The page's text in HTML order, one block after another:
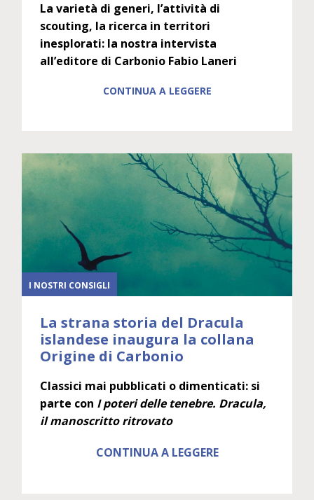
La varietà di generi, l’attività di
scouting, la ricerca in territori
inesplorati: la nostra intervista
all’editore di Carbonio Fabio Laneri
CONTINUA A LEGGERE
I NOSTRI CONSIGLI
La strana storia del Dracula
islandese inaugura la collana
Origine di Carbonio
Classici mai pubblicati o dimenticati: si
parte con I poteri delle tenebre. Dracula,
il manoscritto ritrovato
CONTINUA A LEGGERE